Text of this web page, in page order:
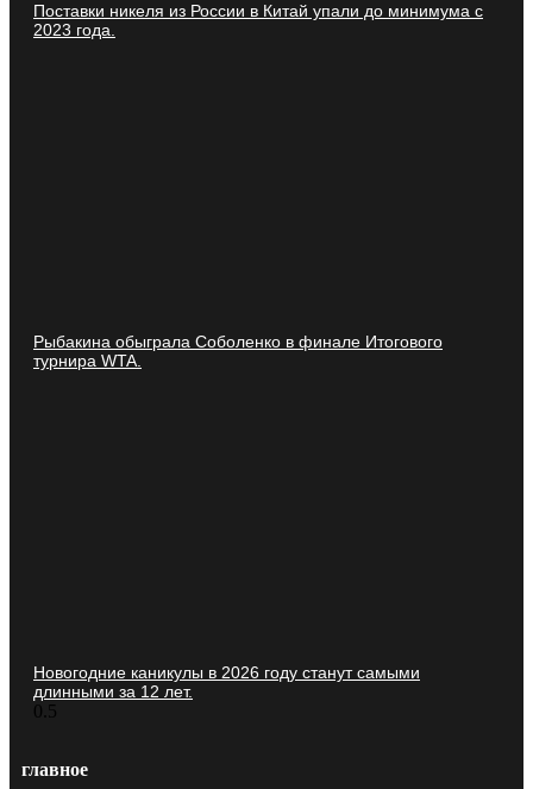
Поставки никеля из России в Китай упали до минимума с
2023 года.
Рыбакина обыграла Соболенко в финале Итогового
турнира WTA.
Новогодние каникулы в 2026 году станут самыми
длинными за 12 лет.
главное